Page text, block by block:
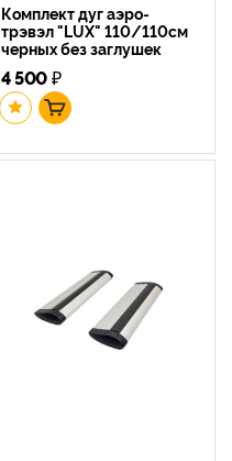
Комплект дуг аэро-
трэвэл "LUX" 110/110см
черных без заглушек
4 500₽